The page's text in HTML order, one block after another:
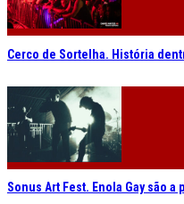
Cerco de Sortelha. História
Sonus Art Fest. Enola Gay são